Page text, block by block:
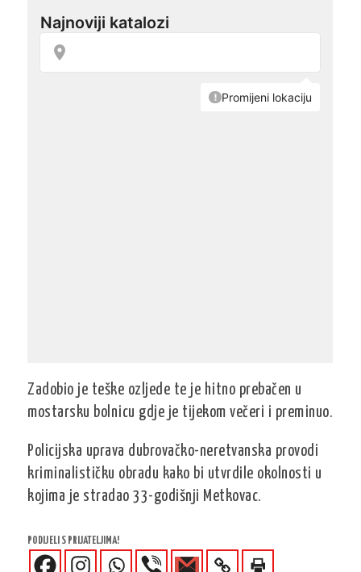
Zadobio je teške ozljede te je hitno prebačen u
mostarsku bolnicu gdje je tijekom večeri i preminuo.
Policijska uprava dubrovačko-neretvanska provodi
kriminalističku obradu kako bi utvrdile okolnosti u
kojima je stradao 33-godišnji Metkovac.
PODIJELI S PRIJATELJIMA!